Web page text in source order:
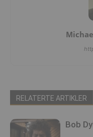
RELATERTE ARTIKLER
Bob